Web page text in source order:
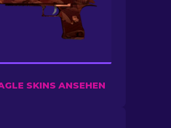
SKINS ANSEHEN